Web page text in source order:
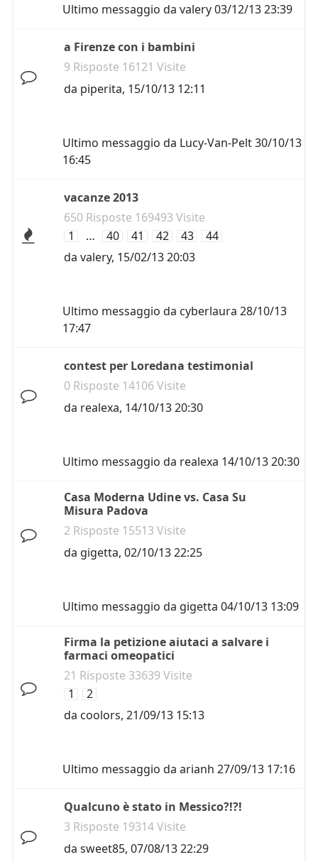
Ultimo messaggio da valery03/12/13 23:39
a Firenze con i bambini
9 Risposte 16121 Visite
da piperita, 15/10/13 12:11
Ultimo messaggio da Lucy-Van-Pelt30/10/13
16:45
vacanze 2013
650 Risposte 169493 Visite
1
… 40 41 42 43
44
da valery, 15/02/13 20:03
Ultimo messaggio da cyberlaura 28/10/13
17:47
contest per Loredana testimonial
0 Risposte 14106 Visite
da realexa, 14/10/13 20:30
Ultimo messaggio da realexa 14/10/13 20:30
Casa Moderna Udine vs. Casa Su
Misura Padova
2 Risposte 15513 Visite
da gigetta, 02/10/13 22:25
Ultimo messaggio da gigetta 04/10/13 13:09
Firma la petizione aiutaci a salvare i
farmaci omeopatici
21 Risposte 33639 Visite
1
2
da coolors, 21/09/13 15:13
Ultimo messaggio da arianh 27/09/13 17:16
Qualcuno è stato in Messico?!?!
3 Risposte 19314 Visite
da sweet85, 07/08/13 22:29